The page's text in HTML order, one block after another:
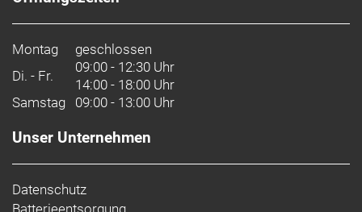
Montag
geschlossen
Di. - Fr.
09:00 - 12:30 Uhr
14:00 - 18:00 Uhr
Samstag 09:00 - 13:00 Uhr
Unser Unternehmen
Datenschutz